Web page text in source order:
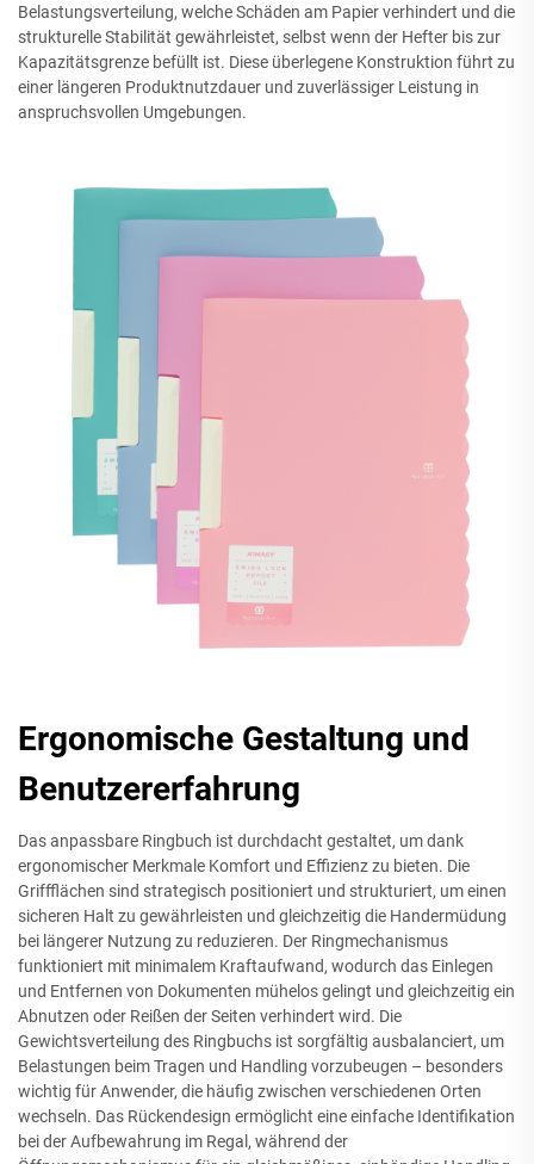
Belastungsverteilung, welche Schäden am Papier verhindert und die
strukturelle Stabilität gewährleistet, selbst wenn der Hefter bis zur
Kapazitätsgrenze befüllt ist. Diese überlegene Konstruktion führt zu
einer längeren Produktnutzdauer und zuverlässiger Leistung in
anspruchsvollen Umgebungen.
Ergonomische Gestaltung und
Benutzererfahrung
Das anpassbare Ringbuch ist durchdacht gestaltet, um dank
ergonomischer Merkmale Komfort und Effizienz zu bieten. Die
Griffflächen sind strategisch positioniert und strukturiert, um einen
sicheren Halt zu gewährleisten und gleichzeitig die Handermüdung
bei längerer Nutzung zu reduzieren. Der Ringmechanismus
funktioniert mit minimalem Kraftaufwand, wodurch das Einlegen
und Entfernen von Dokumenten mühelos gelingt und gleichzeitig ein
Abnutzen oder Reißen der Seiten verhindert wird. Die
Gewichtsverteilung des Ringbuchs ist sorgfältig ausbalanciert, um
Belastungen beim Tragen und Handling vorzubeugen – besonders
wichtig für Anwender, die häufig zwischen verschiedenen Orten
wechseln. Das Rückendesign ermöglicht eine einfache Identifikation
bei der Aufbewahrung im Regal, während der